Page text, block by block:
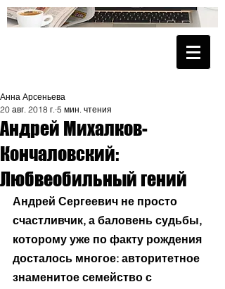
Андрей Михалков-
Кончаловский:
Любвеобильный гений
Анна Арсеньева
20 авг. 2018 г. 5 мин. чтения
Андрей Сергеевич не просто
счастливчик, а баловень судьбы,
которому уже по факту рождения
досталось многое: авторитетное
знаменитое семейство с